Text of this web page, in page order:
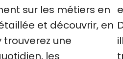
sur les métiers en
et découvrir, en
trouverez une
les